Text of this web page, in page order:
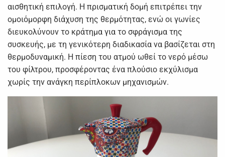
αισθητική επιλογή. Η πρισματική δομή επιτρέπει την
ομοιόμορφη διάχυση της θερμότητας, ενώ οι γωνίες
διευκολύνουν το κράτημα για το σφράγισμα της
συσκευής, με τη γενικότερη διαδικασία να βασίζεται στη
θερμοδυναμική. Η πίεση του ατμού ωθεί το νερό μέσω
του φίλτρου, προσφέροντας ένα πλούσιο εκχύλισμα
χωρίς την ανάγκη περίπλοκων μηχανισμών.